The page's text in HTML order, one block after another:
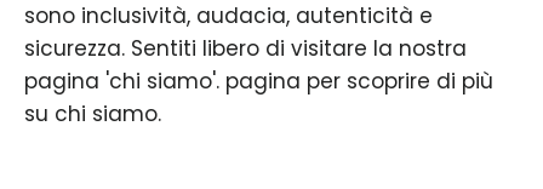
sono inclusività, audacia, autenticità e
sicurezza. Sentiti libero di visitare la nostra
pagina 'chi siamo'. pagina per scoprire di più
su chi siamo.